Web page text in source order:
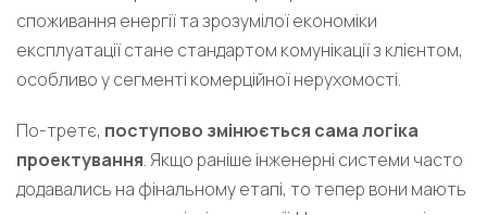
споживання енергії та зрозумілої економіки
експлуатації стане стандартом комунікації з клієнтом,
особливо у сегменті комерційної нерухомості.
По-третє, поступово змінюється сама логіка
проектування. Якщо раніше інженерні системи часто
додавались на фінальному етапі, то тепер вони мають